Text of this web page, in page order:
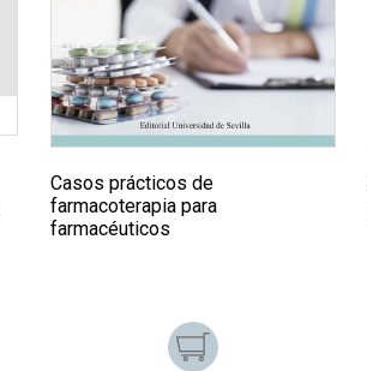
Casos prácticos de
farmacoterapia para
farmacéuticos